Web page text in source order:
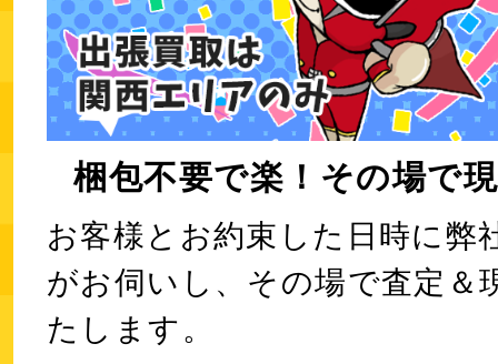
梱包不要で楽！その場で
お客様とお約束した日時に弊
がお伺いし、その場で査定＆
たします。